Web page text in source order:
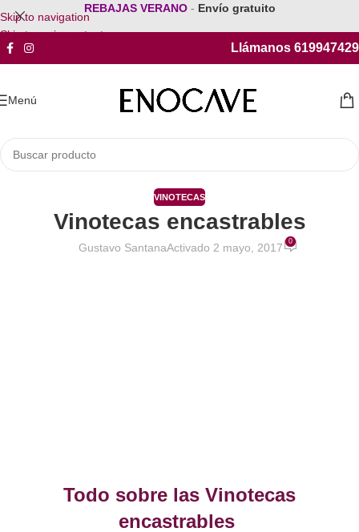
Skip to navigation
Skip to main content
REBAJAS VERANO - Envío gratuito
Llámanos 619947429
Menú
VINOTECAS
Vinotecas encastrables
Gustavo SantanaActivado 2 mayo, 2017 0
Todo sobre las Vinotecas
encastrables